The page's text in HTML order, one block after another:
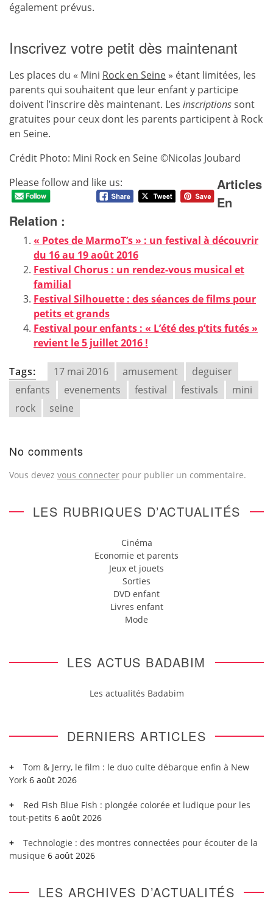
également prévus.
Inscrivez votre petit dès maintenant
Les places du « Mini Rock en Seine » étant limitées, les
parents qui souhaitent que leur enfant y participe
doivent l’inscrire dès maintenant. Les inscriptionssont
gratuites pour ceux dont les parents participent à Rock
en Seine.
Crédit Photo: Mini Rock en Seine ©Nicolas Joubard
Please follow and like us:
Articles
En
Relation :
« Potes de MarmoT’s » : un festival à découvrir
du 16 au 19 août 2016
Festival Chorus : un rendez-vous musical et
familial
Festival Silhouette : des séances de films pour
petits et grands
Festival pour enfants : « L’été des p’tits futés »
revient le 5 juillet 2016 !
Tags: 17 mai 2016 amusement
deguiser
enfants
evenements festival festivals
mini
rock
seine
No comments
Vous devez vous connecter pour publier un commentaire.
LES RUBRIQUES D’ACTUALITÉS
Cinéma
Economie et parents
Jeux et jouets
Sorties
DVD enfant
Livres enfant
Mode
LES ACTUS BADABIM
Les actualités Badabim
DERNIERS ARTICLES
Tom & Jerry, le film : le duo culte débarque enfin à New
York 6 août 2026
Red Fish Blue Fish : plongée colorée et ludique pour les
tout-petits 6 août 2026
Technologie : des montres connectées pour écouter de la
musique 6 août 2026
LES ARCHIVES D’ACTUALITÉS